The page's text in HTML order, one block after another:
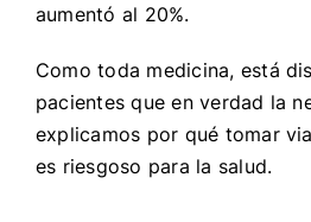
aumentó al 20%.
Como toda medicina, está
pacientes que en verdad la
explicamos por qué tomar
es riesgoso para la salud.